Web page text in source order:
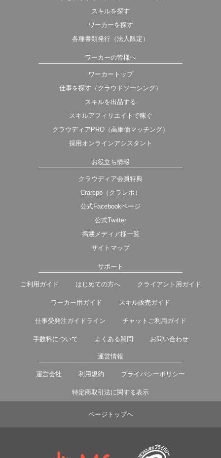
スキルを探す
ワーカーを探す
各種書類発行（法人限定）
ワーカーの皆様へ
ワーカートップ
仕事を探す（クラウドソーシング）
スキルを出品する
スキルアフィリエイトで稼ぐ
クラウディアPRO（高単価マッチング）
採用オンラインアシスタント
お役立ち情報
クラウディア会員特典
Crarepo（クラレポ）
公式Facebookページ
公式Twitter
掲載メディア様一覧
サイトマップ
サポート
ご利用ガイド はじめての方へ クライアント用ガイド
ワーカー用ガイド スキル販売ガイド
仕事受発注ガイドライン チャットご利用ガイド
手数料について よくある質問 お問い合わせ
運営情報
運営会社 利用規約 プライバシーポリシー
特定商取引法に関する表示
ページトップヘ